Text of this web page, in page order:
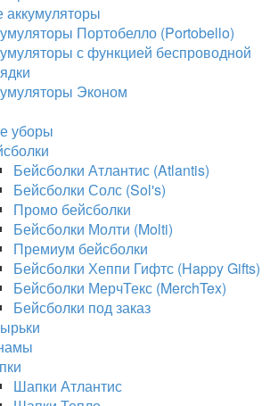
Портобелло (Portobello)
с функцией беспроводной
Эконом
уборы
Бейсболки Атлантис (Atlantis)
Бейсболки Солс (Sol's)
Промо бейсболки
Бейсболки Молти (Molti)
Премиум бейсболки
Бейсболки Хеппи Гифтс (Happy Gifts)
Бейсболки МерчТекс (MerchTex)
Бейсболки под заказ
Шапки Атлантис